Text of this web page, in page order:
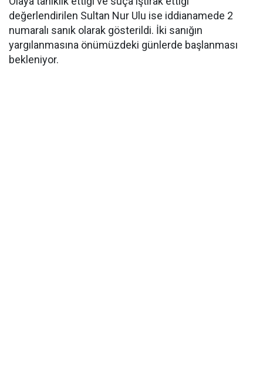
değerlendirilen Sultan Nur Ulu ise iddianamede 2
numaralı sanık olarak gösterildi. İki sanığın
yargılanmasına önümüzdeki günlerde başlanması
bekleniyor.